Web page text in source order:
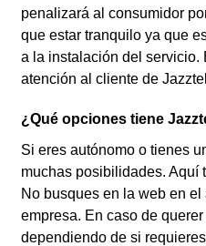
penalizará al consumidor
que estar tranquilo ya que
a la instalación del servicio.
atención al cliente de
¿Qué opciones tiene
Si eres autónomo o tienes
muchas posibilidades. Aquí
No busques en la web en
empresa. En caso de
dependiendo de si